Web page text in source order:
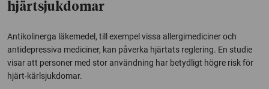
hjärtsjukdomar
Antikolinerga läkemedel, till exempel vissa allergimediciner och
antidepressiva mediciner, kan påverka hjärtats reglering. En studie
visar att personer med stor användning har betydligt högre risk för
hjärt-kärlsjukdomar.